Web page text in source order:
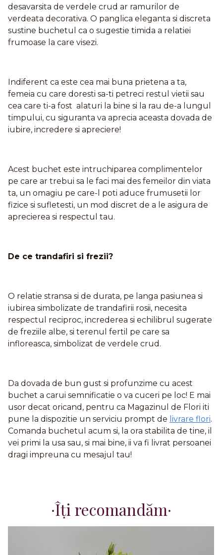
desavarsita de verdele crud ar ramurilor de
verdeata decorativa. O panglica eleganta si discreta
sustine buchetul ca o sugestie timida a relatiei
frumoase la care visezi.
Indiferent ca este cea mai buna prietena a ta,
femeia cu care doresti sa-ti petreci restul vietii sau
cea care ti-a fost alaturi la bine si la rau de-a lungul
timpului, cu siguranta va aprecia aceasta dovada de
iubire, incredere si apreciere!
Acest buchet este intruchiparea complimentelor
pe care ar trebui sa le faci mai des femeilor din viata
ta, un omagiu pe care-l poti aduce frumusetii lor
fizice si sufletesti, un mod discret de a le asigura de
aprecierea si respectul tau.
De ce trandafiri si frezii?
O relatie stransa si de durata, pe langa pasiunea si
iubirea simbolizate de trandafirii rosii, necesita
respectul reciproc, increderea si echilibrul sugerate
de freziile albe, si terenul fertil pe care sa
infloreasca, simbolizat de verdele crud.
Da dovada de bun gust si profunzime cu acest
buchet a carui semnificatie o va cuceri pe loc! E mai
usor decat oricand, pentru ca Magazinul de Flori iti
pune la dispozitie un serviciu prompt de livrare flori.
Comanda buchetul acum si, la ora stabilita de tine, il
vei primi la usa sau, si mai bine, ii va fi livrat persoanei
dragi impreuna cu mesajul tau!
Îți recomandăm